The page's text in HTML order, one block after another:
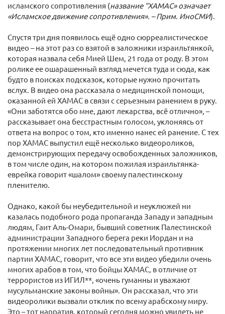
исламского сопротивления (название “ХАМАС» означает
«Исламское движение сопротивления». – Прим. ИноСМИ).
Спустя три дня появилось ещё одно сюрреалистическое
видео – на этот раз со взятой в заложники израильтянкой,
которая назвала себя Мией Шем, 21 года от роду. В этом
ролике ее ошарашенный взгляд мечется туда и сюда, как
будто в поисках подсказок, которые нужно прочитать
вслух. В видео она рассказала о медицинской помощи,
оказанной ей ХАМАС в связи с серьезным ранением в руку.
«Они заботятся обо мне, дают лекарства, всё отлично», –
рассказывает она бесстрастным голосом, уклоняясь от
ответа на вопрос о том, кто именно нанес ей ранение. С тех
пор ХАМАС выпустил ещё несколько видеороликов,
демонстрирующих передачу освобожденных заложников,
в том числе один, на котором пожилая израильтянка-
еврейка говорит «шалом» своему палестинскому
пленителю.
Однако, какой бы неубедительной и неуклюжей ни
казалась подобного рода пропаганда Западу и западным
людям, Гаит Аль-Омари, бывший советник Палестинской
администрации Западного берега реки Иордан и на
протяжении многих лет последовательный противник
партии ХАМАС, говорит, что все эти видео убедили очень
многих арабов в том, что бойцы ХАМАС, в отличие от
террористов из ИГИЛ**, «очень гуманны и уважают
мусульманские законы войны». Он рассказал, что эти
видеоролики вызвали отклик по всему арабскому миру.
Это – тот нарратив, который сегодня можно увидеть не